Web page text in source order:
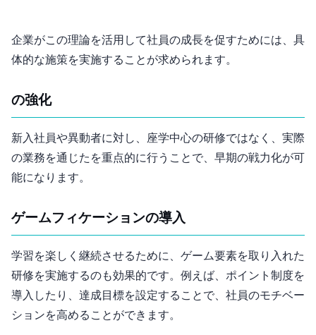
企業がこの理論を活用して社員の成長を促すためには、具
体的な施策を実施することが求められます。
1. OJTの強化
新入社員や異動者に対し、座学中心の研修ではなく、実際
の業務を通じたOJTを重点的に行うことで、早期の戦力化が可
能になります。
2. ゲームフィケーションの導入
学習を楽しく継続させるために、ゲーム要素を取り入れた
研修を実施するのも効果的です。例えば、ポイント制度を
導入したり、達成目標を設定することで、社員のモチベー
ションを高めることができます。